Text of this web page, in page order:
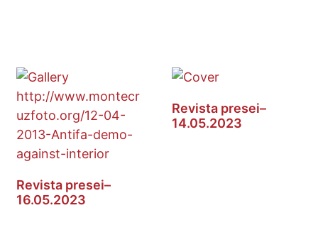
Revista presei–
16.05.2023
Revista presei–
14.05.2023